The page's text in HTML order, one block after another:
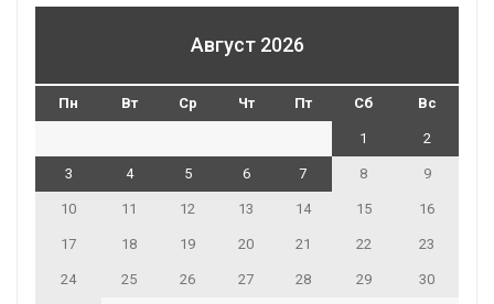
Август 2026
Пн Вт Ср Чт Пт Сб Вс
1 2
3 4 5 6 7 8 9
10 11 12 13 14 15 16
17 18 19 20 21 22 23
24 25 26 27 28 29 30